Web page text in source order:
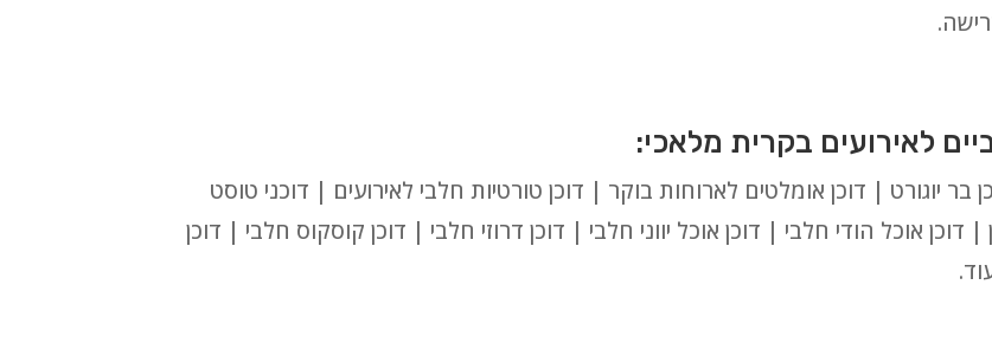
בר יוגורט | דוכן אומלטים לארוחות בוקר | דוכן טורטיות חלבי לאירועים | דוכני טוסט
| דוכן אוכל הודי חלבי | דוכן אוכל יווני חלבי | דוכן דרוזי חלבי | דוכן קוסקוס חלבי | דוכן